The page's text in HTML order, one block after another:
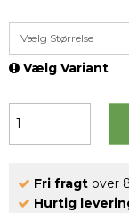
Vælg Størrelse
Vælg Variant
Fri fragt over
Hurtig